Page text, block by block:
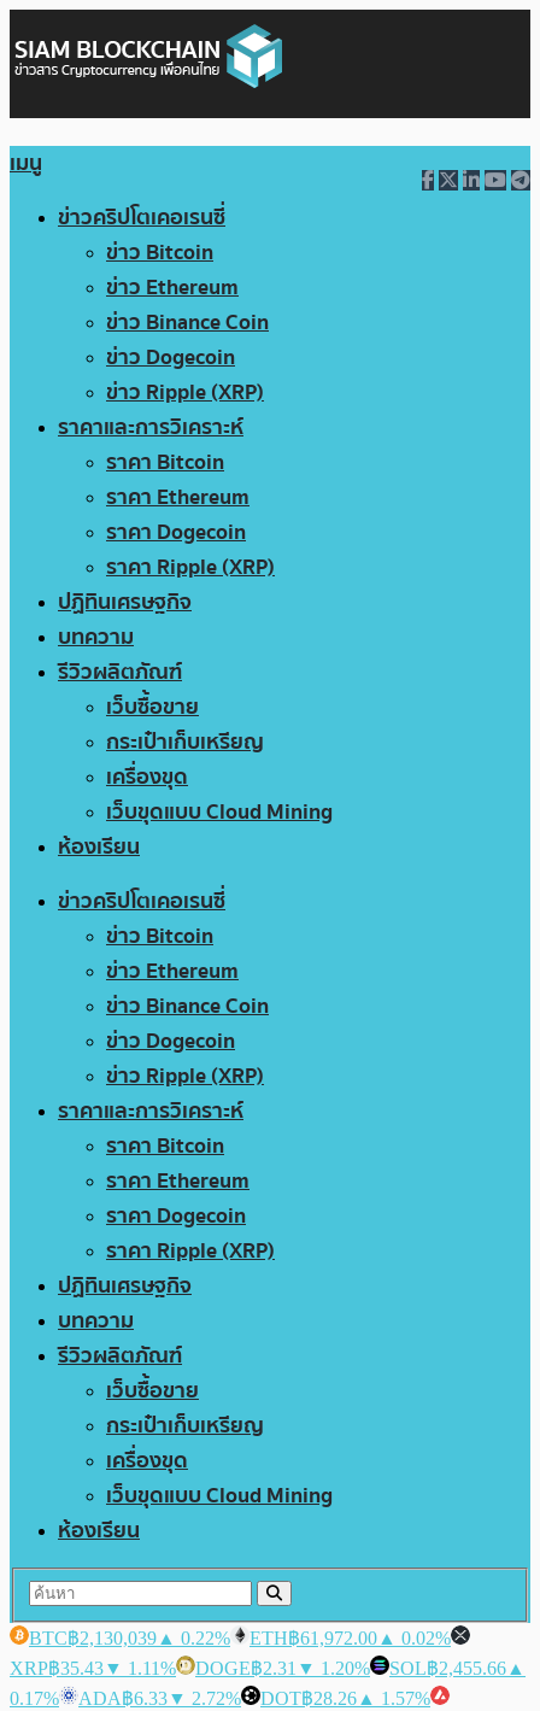
เมนู
ข่าวคริปโตเคอเรนซี่
ข่าว Bitcoin
ข่าว Ethereum
ข่าว Binance Coin
ข่าว Dogecoin
ข่าว Ripple (XRP)
ราคาและการวิเคราะห์
ราคา Bitcoin
ราคา Ethereum
ราคา Dogecoin
ราคา Ripple (XRP)
ปฏิทินเศรษฐกิจ
บทความ
รีวิวผลิตภัณฑ์
เว็บซื้อขาย
กระเป๋าเก็บเหรียญ
เครื่องขุด
เว็บขุดแบบ Cloud Mining
ห้องเรียน
ข่าวคริปโตเคอเรนซี่
ข่าว Bitcoin
ข่าว Ethereum
ข่าว Binance Coin
ข่าว Dogecoin
ข่าว Ripple (XRP)
ราคาและการวิเคราะห์
ราคา Bitcoin
ราคา Ethereum
ราคา Dogecoin
ราคา Ripple (XRP)
ปฏิทินเศรษฐกิจ
บทความ
รีวิวผลิตภัณฑ์
เว็บซื้อขาย
กระเป๋าเก็บเหรียญ
เครื่องขุด
เว็บขุดแบบ Cloud Mining
ห้องเรียน
BTC฿2,130,039 ▲ 0.22% ETH฿61,972.00 ▲ 0.02%
XRP฿35.43▼ 1.11% DOGE฿2.31 ▼ 1.20% SOL฿2,455.66 ▲
0.17%
ADA฿6.33▼ 2.72% DOT฿28.26 ▲ 1.57%